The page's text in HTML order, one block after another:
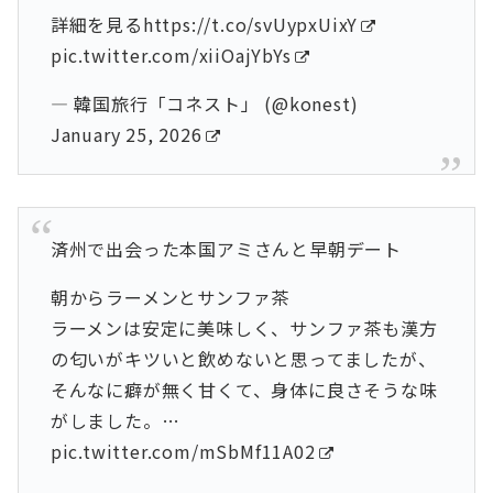
詳細を見るhttps://t.co/svUypxUixY
pic.twitter.com/xiiOajYbYs
— 韓国旅行「コネスト」 (@konest)
January 25, 2026
済州で出会った本国アミさんと早朝デート
朝からラーメンとサンファ茶
ラーメンは安定に美味しく、サンファ茶も漢方
の匂いがキツいと飲めないと思ってましたが、
そんなに癖が無く甘くて、身体に良さそうな味
がしました。…
pic.twitter.com/mSbMf11A02